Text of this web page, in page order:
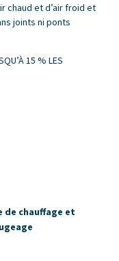
chaud et d’air froid et
joints ni ponts
15 % LES
de chauffage et